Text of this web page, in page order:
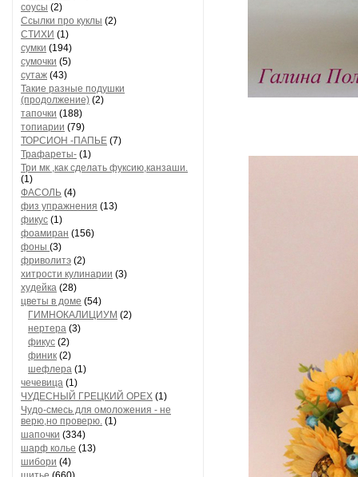
соусы (2)
Ссылки про куклы (2)
СТИХИ (1)
сумки (194)
сумочки (5)
сутаж (43)
Такие разные подушки
(продолжение) (2)
тапочки (188)
топиарии (79)
ТОРСИОН -ПАПЬЕ (7)
Трафареты- (1)
Три мк ,как сделать фуксию,канзаши.
(1)
ФАСОЛЬ (4)
физ упражнения (13)
фикус (1)
фоамиран (156)
фоны (3)
фриволитэ (2)
хитрости кулинарии (3)
худейка (28)
цветы в доме (54)
ГИМНОКАЛИЦИУМ (2)
нертера (3)
фикус (2)
финик (2)
шефлера (1)
чечевица (1)
ЧУДЕСНЫЙ ГРЕЦКИЙ ОРЕХ (1)
Чудо-смесь для омоложения - не
верю,но проверю. (1)
шапочки (334)
шарф колье (13)
шибори (4)